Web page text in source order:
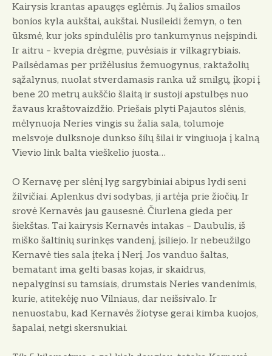
Kairysis krantas apaugęs eglėmis. Jų žalios smailos
bonios kyla aukštai, aukštai. Nusileidi žemyn, o ten
ūksmė, kur joks spindulėlis pro tankumynus neįspindi.
Ir aitru – kvepia drėgme, puvėsiais ir vilkagrybiais.
Pailsėdamas per prižėlusius žemuogynus, raktažolių
sąžalynus, nuolat stverdamasis ranka už smilgų, įkopi į
bene 20 metrų aukščio šlaitą ir sustoji apstulbęs nuo
žavaus kraštovaizdžio. Priešais plyti Pajautos slėnis,
mėlynuoja Neries vingis su žalia sala, tolumoje
melsvoje dulksnoje dunkso šilų šilai ir vingiuoja į kalną
Vievio link balta vieškelio juosta…
O Kernavę per slėnį lyg sargybiniai abipus lydi seni
žilvičiai. Aplenkus dvi sodybas, ji artėja prie žiočių. Ir
srovė Kernavės jau gausesnė. Čiurlena gieda per
šiekštas. Tai kairysis Kernavės intakas – Daubulis, iš
miško šaltinių surinkęs vandenį, įsiliejo. Ir nebeužilgo
Kernavė ties sala įteka į Nerį. Jos vanduo šaltas,
bematant ima gelti basas kojas, ir skaidrus,
nepalyginsi su tamsiais, drumstais Neries vandenimis,
kurie, atitekėję nuo Vilniaus, dar neišsivalo. Ir
nenuostabu, kad Kernavės žiotyse gerai kimba kuojos,
šapalai, netgi skersnukiai.